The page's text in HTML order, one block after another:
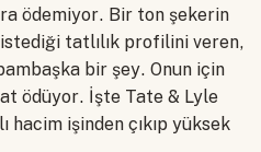
ödemiyor. Bir ton şekerin
tatlılık profilini veren,
bir şey. Onun için
ödüyor. İşte Tate & Lyle
işinden çıkıp yüksek